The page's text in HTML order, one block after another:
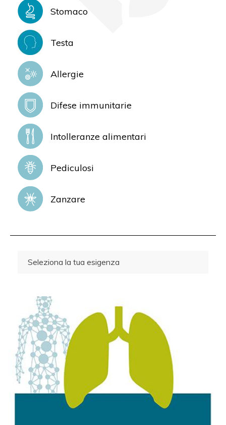
Stomaco
Testa
Allergie
Difese immunitarie
Intolleranze alimentari
Pediculosi
Zanzare
Seleziona la tua esigenza